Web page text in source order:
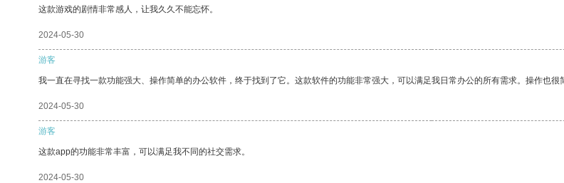
这款游戏的剧情非常感人，让我久久不能忘怀。
2024-05-30
游客
我一直在寻找一款功能强大、操作简单的办公软件，终于找到了它。这款软件的功能非常强大，可以满足我日常办公的所有需求。操作也很
2024-05-30
游客
这款app的功能非常丰富，可以满足我不同的社交需求。
2024-05-30